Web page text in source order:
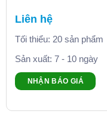
Liên hệ
Tối thiểu: 20 sản phẩm
Sản xuất: 7 - 10 ngày
NHẬN BÁO GIÁ